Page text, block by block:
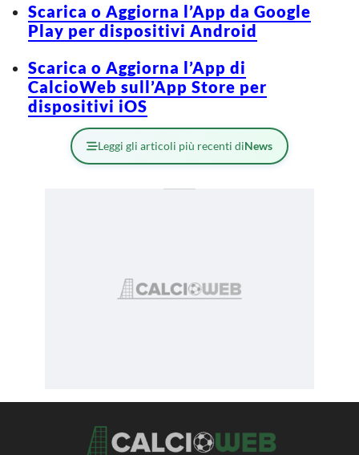
Scarica o Aggiorna l’App da Google
Play per dispositivi Android
Scarica o Aggiorna l’App di
CalcioWeb sull’App Store per
dispositivi iOS
Leggi gli articoli più recenti diNews